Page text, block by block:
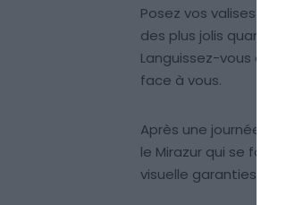
Posez vos valises dans
des plus jolis quartiers
Languissez-vous du
face à vous.
Après une journée à la
le Mirazur qui se fond
visuelle garanties !